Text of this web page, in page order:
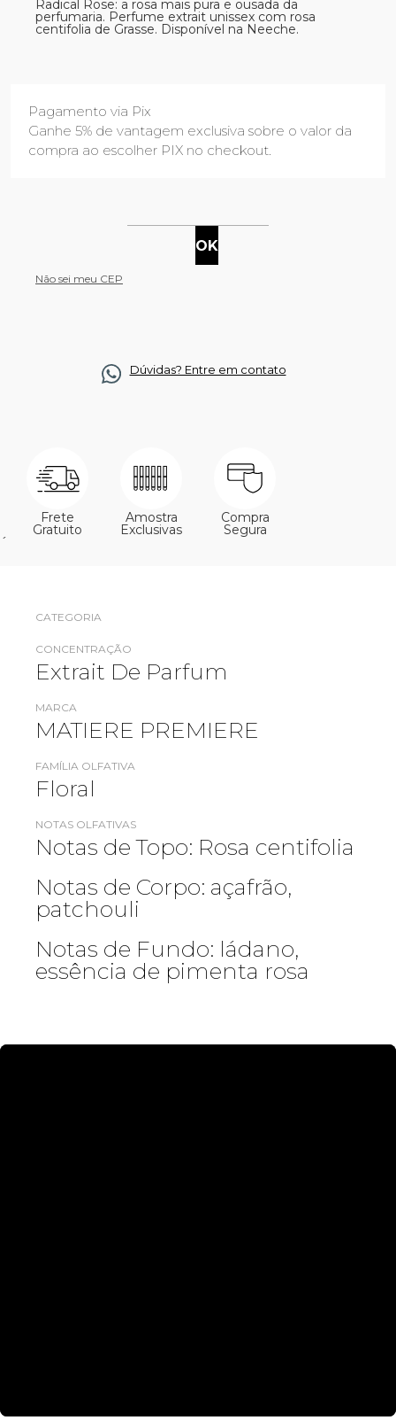
Radical Rose: a rosa mais pura e ousada da
perfumaria. Perfume extrait unissex com rosa
centifolia de Grasse. Disponível na Neeche.
Pagamento via Pix
Ganhe 5% de vantagem exclusiva sobre o valor da
compra ao escolher PIX no checkout.
Não sei meu CEP
Dúvidas? Entre em contato
Frete
Gratuito
Amostra
Exclusivas
Compra
Segura
´
CATEGORIA
CONCENTRAÇÃO
Extrait De Parfum
MARCA
MATIERE PREMIERE
FAMÍLIA OLFATIVA
Floral
NOTAS OLFATIVAS
Notas de Topo: Rosa centifolia
Notas de Corpo: açafrão,
patchouli
Notas de Fundo: ládano,
essência de pimenta rosa